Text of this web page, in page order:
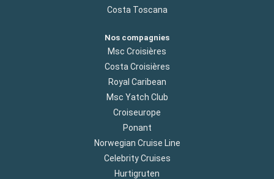
Costa Toscana
Nos compagnies
Msc Croisières
Costa Croisières
Royal Caribean
Msc Yatch Club
Croiseurope
Ponant
Norwegian Cruise Line
Celebrity Cruises
Hurtigruten